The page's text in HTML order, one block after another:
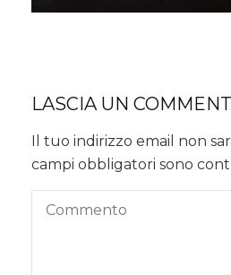
LASCIA UN
Il tuo indirizzo email non
campi obbligatori sono